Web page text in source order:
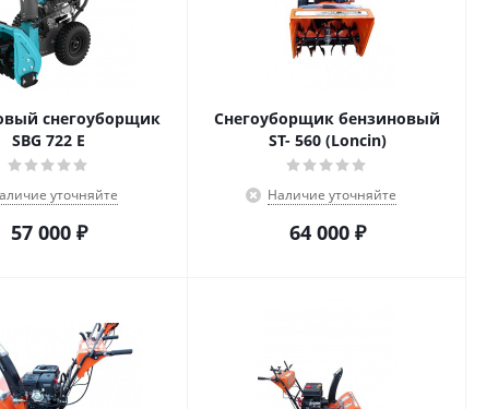
снегоуборщик
SBG 722 E
уточняйте
57 000₽
Снегоуборщик бензиновый
ST- 560 (Loncin)
Наличие уточняйте
64 000₽